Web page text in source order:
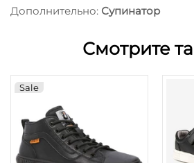
Дополнительно: Супинатор
Смотрите
Sale